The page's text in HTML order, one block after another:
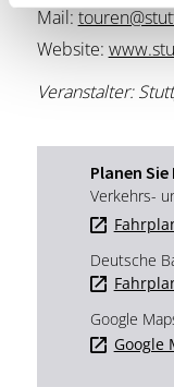
Mail:
Website:
Veranstalter:
Planen Sie
Verkehrs-
Deutsche
Google
Google